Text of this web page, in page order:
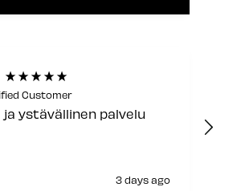
Customer
ja ystävällinen palvelu
3 days ago